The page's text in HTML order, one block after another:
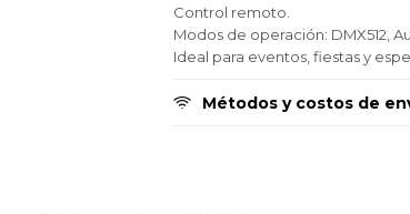
Control remoto.
Modos de operación: DMX512,
Ideal para eventos, fiestas y
Métodos y costos de